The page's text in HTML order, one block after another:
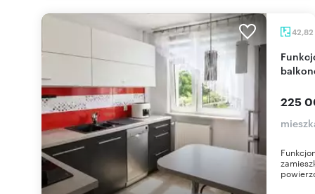
42,82
Funkcjonalne 2-pokojowe mieszkanie z
225